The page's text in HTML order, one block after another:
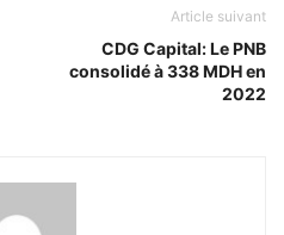
Article suivant
CDG Capital: Le PNB
consolidé à 338 MDH en
2022